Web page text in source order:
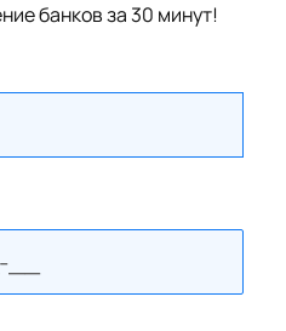
банков за 30 минут!